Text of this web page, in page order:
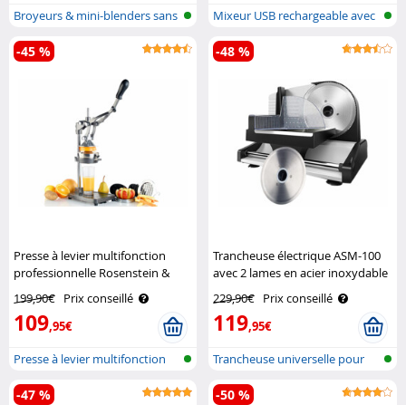
Broyeurs & mini-blenders sans
fil
Mixeur USB rechargeable avec
hacho..
Presse à levier multifonction
professionnelle Rosenstein &
199,90€ Prix conseillé
109,95€
-45 %
Presse à levier multifonction
Trancheuse électrique ASM-100
avec 2 lames en acier inoxydable
229,90€ Prix conseillé
119,95€
-48 %
Trancheuse universelle pour
aliment..
-47 % -50 %